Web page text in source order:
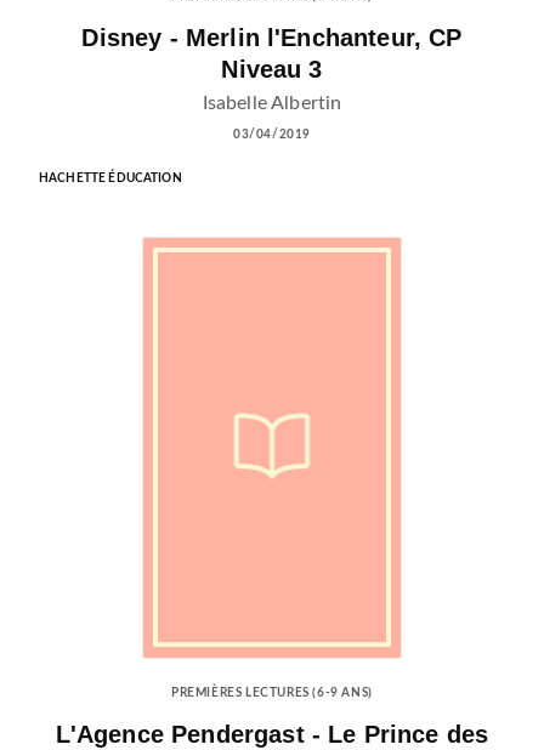
Disney - Merlin l'Enchanteur, CP
Niveau 3
Isabelle Albertin
03/04/2019
HACHETTE ÉDUCATION
PREMIÈRES LECTURES (6-9 ANS)
L'Agence Pendergast - Le Prince des